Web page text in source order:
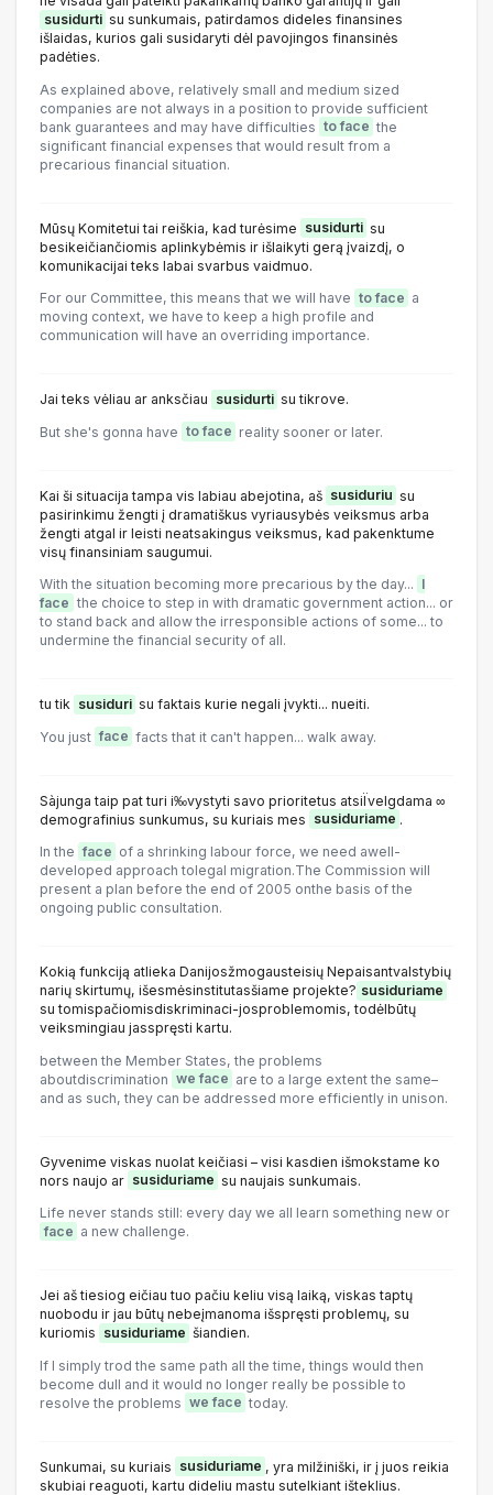
susidurti su sunkumais, patirdamos dideles finansines
išlaidas, kurios gali susidaryti dėl pavojingos finansinės
padėties.
As explained above, relatively small and medium sized
companies are not always in a position to provide sufficient
bank guarantees and may have difficulties to face the
significant financial expenses that would result from a
precarious financial situation.
Mūsų Komitetui tai reiškia, kad turėsime susidurti su
besikeičiančiomis aplinkybėmis ir išlaikyti gerą įvaizdį, o
komunikacijai teks labai svarbus vaidmuo.
For our Committee, this means that we will have to face a
moving context, we have to keep a high profile and
communication will have an overriding importance.
Jai teks vėliau ar anksčiau susidurti su tikrove.
But she's gonna have to face reality sooner or later.
Kai ši situacija tampa vis labiau abejotina, aš susiduriu su
pasirinkimu žengti į dramatiškus vyriausybės veiksmus arba
žengti atgal ir leisti neatsakingus veiksmus, kad pakenktume
visų finansiniam saugumui.
With the situation becoming more precarious by the day... I
face the choice to step in with dramatic government action... or
to stand back and allow the irresponsible actions of some... to
undermine the financial security of all.
tu tik susiduri su faktais kurie negali įvykti... nueiti.
You just face facts that it can't happen... walk away.
Sàjunga taip pat turi i‰vystyti savo prioritetus atsiÏvelgdama ∞
demografinius sunkumus, su kuriais mes susiduriame .
In the face of a shrinking labour force, we need awell-
developed approach tolegal migration.The Commission will
present a plan before the end of 2005 onthe basis of the
ongoing public consultation.
Kokią funkciją atlieka Danijosžmogausteisių Nepaisantvalstybių
narių skirtumų, išesmėsinstitutasšiame projekte? susiduriame
su tomispačiomisdiskriminaci-josproblemomis, todėlbūtų
veiksmingiau jasspręsti kartu.
between the Member States, the problems
aboutdiscrimination we face are to a large extent the same–
and as such, they can be addressed more efficiently in unison.
Gyvenime viskas nuolat keičiasi – visi kasdien išmokstame ko
nors naujo ar susiduriame su naujais sunkumais.
Life never stands still: every day we all learn something new or
face a new challenge.
Jei aš tiesiog eičiau tuo pačiu keliu visą laiką, viskas taptų
nuobodu ir jau būtų nebeįmanoma išspręsti problemų, su
kuriomis susiduriame šiandien.
If I simply trod the same path all the time, things would then
become dull and it would no longer really be possible to
resolve the problems we face today.
Sunkumai, su kuriais susiduriame , yra milžiniški, ir į juos reikia
skubiai reaguoti, kartu dideliu mastu sutelkiant išteklius.